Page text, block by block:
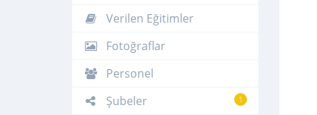
Verilen Eğitimler
Fotoğraflar
Personel
1
Şubeler